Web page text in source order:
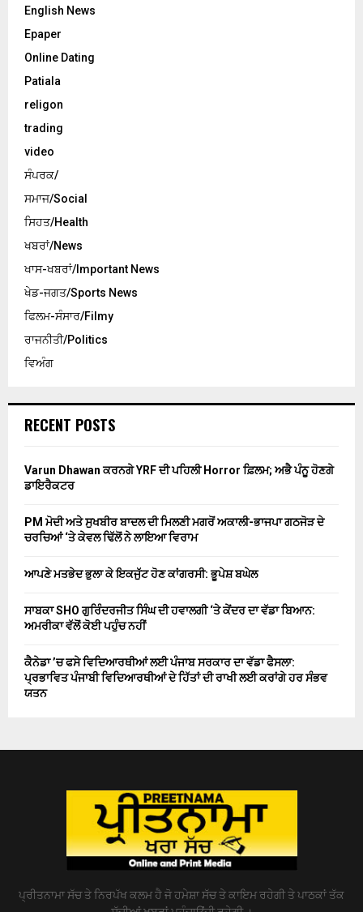
English News
Epaper
Online Dating
Patiala
religon
trading
video
ਸੰਪਰਕ/
ਸਮਾਜ/Social
ਸਿਹਤ/Health
ਖਬਰਾਂ/News
ਖਾਸ-ਖਬਰਾਂ/Important News
ਖੇਡ-ਜਗਤ/Sports News
ਫਿਲਮ-ਸੰਸਾਰ/Filmy
ਰਾਜਨੀਤੀ/Politics
ਵਿਅੰਗ
RECENT POSTS
Varun Dhawan ਕਰਨਗੇ YRF ਦੀ ਪਹਿਲੀ Horror ਫ਼ਿਲਮ; ਅਭੈ ਪੰਨੂ ਹੋਣਗੇ
ਡਾਇਰੈਕਟਰ
PM ਮੋਦੀ ਅਤੇ ਸੁਖਬੀਰ ਬਾਦਲ ਦੀ ਮਿਲਣੀ ਮਗਰੋਂ ਅਕਾਲੀ-ਭਾਜਪਾ ਗਠਜੋੜ ਦੇ
ਚਰਚਿਆਂ ‘ਤੇ ਕੇਵਲ ਢਿੱਲੋਂ ਨੇ ਲਾਇਆ ਵਿਰਾਮ
ਆਪਣੇ ਮਤਭੇਦ ਭੁਲਾ ਕੇ ਇਕਜੁੱਟ ਹੋਣ ਕਾਂਗਰਸੀ: ਭੂਪੇਸ਼ ਬਘੇਲ
ਸਾਬਕਾ SHO ਗੁਰਿੰਦਰਜੀਤ ਸਿੰਘ ਦੀ ਹਵਾਲਗੀ ‘ਤੇ ਕੇਂਦਰ ਦਾ ਵੱਡਾ ਬਿਆਨ:
ਅਮਰੀਕਾ ਵੱਲੋਂ ਕੋਈ ਪਹੁੰਚ ਨਹੀਂ
ਕੈਨੇਡਾ ’ਚ ਫਸੇ ਵਿਦਿਆਰਥੀਆਂ ਲਈ ਪੰਜਾਬ ਸਰਕਾਰ ਦਾ ਵੱਡਾ ਫੈਸਲਾ:
ਪ੍ਰਭਾਵਿਤ ਪੰਜਾਬੀ ਵਿਦਿਆਰਥੀਆਂ ਦੇ ਹਿੱਤਾਂ ਦੀ ਰਾਖੀ ਲਈ ਕਰਾਂਗੇ ਹਰ ਸੰਭਵ
ਯਤਨ
ਪ੍ਰੀਤਨਾਮਾ ਸੱਚ ਤੇ ਨਿਰਪੱਖ ਕਲਮ ਹੈ ਜੋ ਹਮੇਸ਼ਾ ਸੱਚ ਤੇ ਕਾਇਮ ਰਹੇਗੀ ਤੇ ਪਾਠਕਾਂ ਤੱਕ